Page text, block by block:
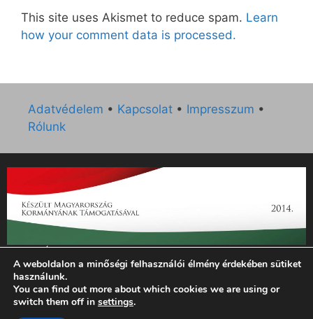
This site uses Akismet to reduce spam. Learn
how your comment data is processed.
Adatvédelem • Kapcsolat • Impresszum •
Rólunk
„Az Új Ember katolikus hetilap 2014. évi működésének
támogatását az EGYH-KCP-14-P-0121 sz. támogatási
szerződés keretében 3 000 000 Ft összegben támogatta az
Emberi Erőforrások Minisztériuma.”
A weboldalon a minőségi felhasználói élmény érdekében sütiket
használunk.
You can find out more about which cookies we are using or
switch them off in settings.